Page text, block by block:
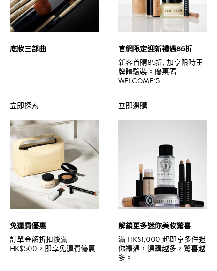
底妝三部曲
立即探索
官網限定迎新禮遇85折
新客首購85折, 加享限時王
牌體驗裝。優惠碼
WELCOME15
立即選購
免運費優惠
訂單金額折扣後滿
HK$500，即享免運費優惠
解鎖更多迷你美妝驚喜
滿 HK$1,000 起即享多件迷
你禮遇，選購越多，驚喜越
多。